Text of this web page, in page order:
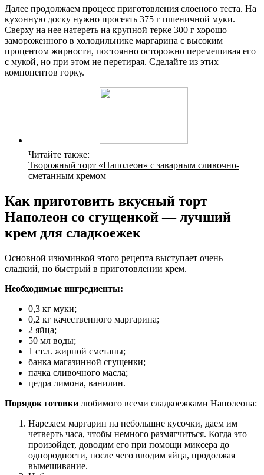
Далее продолжаем процесс приготовления слоеного теста. На
кухонную доску нужно просеять 375 г пшеничной муки.
Сверху на нее натереть на крупной терке 300 г хорошо
замороженного в холодильнике маргарина с высоким
процентом жирности, постоянно осторожно перемешивая его
с мукой, но при этом не перетирая. Сделайте из этих
компонентов горку.
Читайте также:
Творожный торт «Наполеон» с заварным сливочно-
сметанным кремом
Как приготовить вкусный торт
Наполеон со сгущенкой — лучший
крем для сладкоежек
Основной изюминкой этого рецепта выступает очень
сладкий, но быстрый в приготовлении крем.
Необходимые ингредиенты:
0,3 кг муки;
0,2 кг качественного маргарина;
2 яйца;
50 мл воды;
1 ст.л. жирной сметаны;
банка магазинной сгущенки;
пачка сливочного масла;
цедра лимона, ванилин.
Порядок готовки любимого всеми сладкоежками Наполеона:
Нарезаем маргарин на небольшие кусочки, даем им
четверть часа, чтобы немного размягчиться. Когда это
произойдет, доводим его при помощи миксера до
однородности, после чего вводим яйца, продолжая
вымешивание.